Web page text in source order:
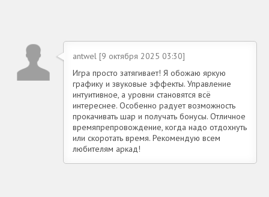
antwel [9 октября 2025 03:30]
Игра просто затягивает! Я обожаю яркую
графику и звуковые эффекты. Управление
интуитивное, а уровни становятся всё
интереснее. Особенно радует возможность
прокачивать шар и получать бонусы. Отличное
времяпрепровождение, когда надо отдохнуть
или скоротать время. Рекомендую всем
любителям аркад!